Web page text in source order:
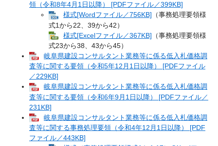
領（令和8年4月1日以降） [PDFファイル／399KB]
様式[Wordファイル／756KB] （事務処理要領様
式1から22、39から42）
様式[Excelファイル／367KB] （事務処理要領様
式23から38、43から45）
岐阜県建設コンサルタント業務等に係る低入札価格調
査等に関する要領（令和5年12月1日以降） [PDFファイル
／229KB]
岐阜県建設コンサルタント業務等に係る低入札価格調
査等に関する要領（令和6年9月1日以降） [PDFファイル／
231KB]
岐阜県建設コンサルタント業務等に係る低入札価格調
査等に関する事務処理要領（令和4年12月1日以降） [PDF
ファイル／443KB]